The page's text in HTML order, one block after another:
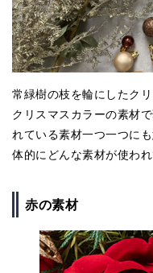
常緑樹の枝を輪にしたク
クリスマスカラーの素材
れている素材一つ一つに
体的にどんな素材が使わ
赤の素材